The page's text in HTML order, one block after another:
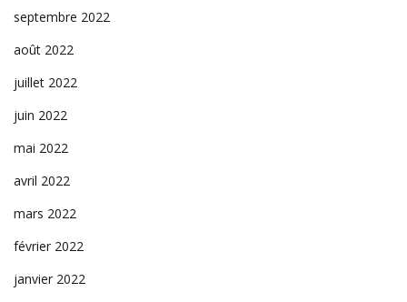
septembre 2022
août 2022
juillet 2022
juin 2022
mai 2022
avril 2022
mars 2022
février 2022
janvier 2022